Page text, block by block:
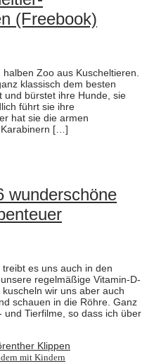
(Freebook)
Zoo aus Kuscheltieren.
klassisch dem besten
und bürstet ihre Hunde, sie
führt sie ihre
hat sie die armen
Karabinern […]
wunderschöne
es uns auch in den
regelmäßige Vitamin-D-
wir uns aber auch
schauen in die Röhre. Ganz
und Tierfilme, so dass ich über
mit Kindern